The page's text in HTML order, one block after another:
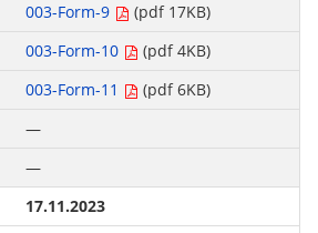
003-Form-9
(pdf 17KB)
003-Form-10
(pdf 4KB)
003-Form-11
(pdf 6KB)
—
—
17.11.2023